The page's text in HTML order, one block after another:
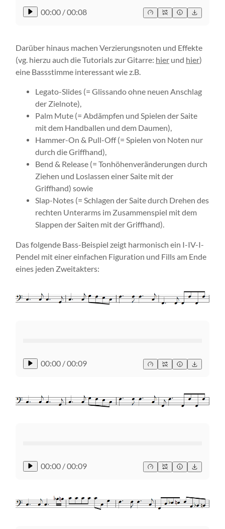
00:00 /00:08
Darüber hinaus machen Verzierungsnoten und Effekte
(vg. hierzu auch die Tutorials zur Gitarre: hier und hier)
eine Bassstimme interessant wie z.B.
Legato-Slides (= Glissando ohne neuen Anschlag
der Zielnote),
Palm Mute (= Abdämpfen und Spielen der Saite
mit dem Handballen und dem Daumen),
Hammer-On & Pull-Off (= Spielen von Noten nur
durch die Griffhand),
Bend & Release (= Tonhöhenveränderungen durch
Ziehen und Loslassen einer Saite mit der
Griffhand) sowie
Slap-Notes (= Schlagen der Saite durch Drehen des
rechten Unterarms im Zusammenspiel mit dem
Slappen der Saiten mit der Griffhand).
Das folgende Bass-Beispiel zeigt harmonisch ein I-IV-I-
Pendel mit einer einfachen Fi­gu­ration und Fills am Ende
eines jeden Zweitakters:
00:00 /00:09
00:00 /00:09